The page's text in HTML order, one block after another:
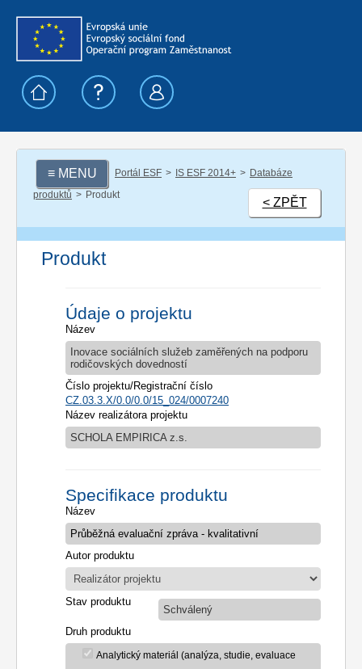
≡ MENU Portál ESF IS ESF 2014+
Databáze
produktů
Produkt
< ZPĚT
Produkt
Údaje o projektu
Název
Inovace sociálních služeb zaměřených na podporu
rodičovských dovedností
Číslo projektu/Registrační číslo
CZ.03.3.X/0.0/0.0/15_024/0007240
Název realizátora projektu
SCHOLA EMPIRICA z.s.
Specifikace produktu
Název
Autor produktu
Stav produktu
Schválený
Druh produktu
Analytický materiál (analýza, studie, evaluace